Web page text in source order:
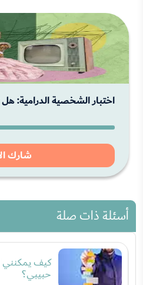
اختبار الشخصية الدرامية:
شارك
أسئلة ذات صلة
كيف يمكنني
حبيبي؟